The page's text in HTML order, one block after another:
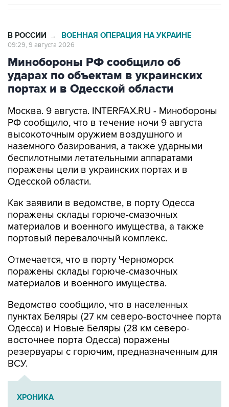
В РОССИИ → ВОЕННАЯ ОПЕРАЦИЯ НА УКРАИНЕ
09:29, 9 августа 2026
Минобороны РФ сообщило об
ударах по объектам в украинских
портах и в Одесской области
Москва. 9 августа. INTERFAX.RU - Минобороны
РФ сообщило, что в течение ночи 9 августа
высокоточным оружием воздушного и
наземного базирования, а также ударными
беспилотными летательными аппаратами
поражены цели в украинских портах и в
Одесской области.
Как заявили в ведомстве, в порту Одесса
поражены склады горюче-смазочных
материалов и военного имущества, а также
портовый перевалочный комплекс.
Отмечается, что в порту Черноморск
поражены склады горюче-смазочных
материалов и военного имущества.
Ведомство сообщило, что в населенных
пунктах Беляры (27 км северо-восточнее порта
Одесса) и Новые Беляры (28 км северо-
восточнее порта Одесса) поражены
резервуары с горючим, предназначенным для
ВСУ.
ХРОНИКА